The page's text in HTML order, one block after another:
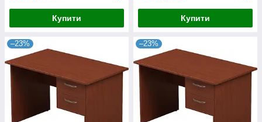
Купити Купити
–23% –23%